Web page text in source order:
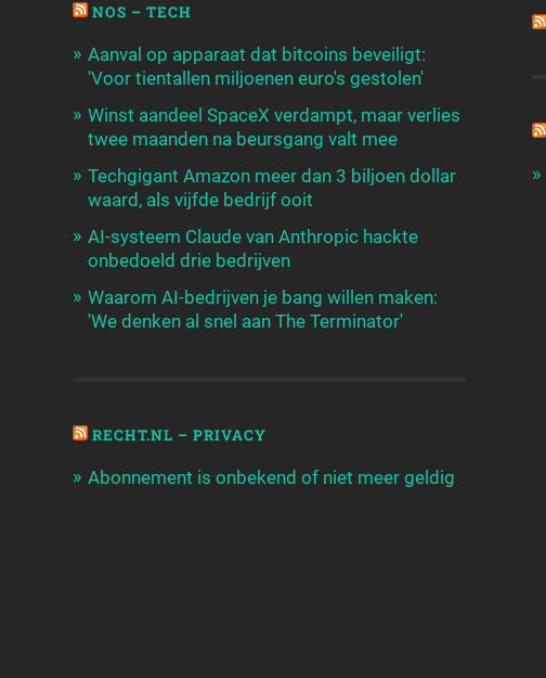
NOS – TECH
Aanval op apparaat dat bitcoins beveiligt:
'Voor tientallen miljoenen euro's gestolen'
Winst aandeel SpaceX verdampt, maar verlies
twee maanden na beursgang valt mee
Techgigant Amazon meer dan 3 biljoen dollar
waard, als vijfde bedrijf ooit
AI-systeem Claude van Anthropic hackte
onbedoeld drie bedrijven
Waarom AI-bedrijven je bang willen maken:
'We denken al snel aan The Terminator'
RECHT.NL – PRIVACY
Abonnement is onbekend of niet meer geldig